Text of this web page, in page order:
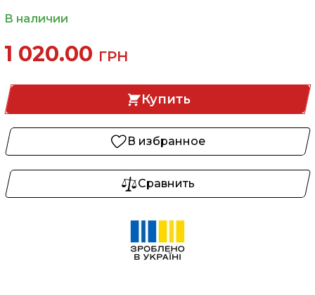
В наличии
1 020.00 ГРН
Купить
В избранное
Сравнить